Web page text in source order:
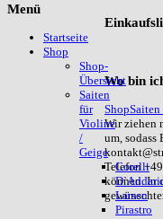
Wobin
Shop
Wir ziehen
um,
Telefon
können. In
Menü
Startseite
Shop
Shop-
Übersicht
Saiten
für
Violine
/
Geige
Corelli
Larsen
Pirastro